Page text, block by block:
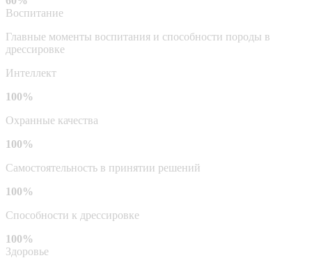
Воспитание
Главные моменты воспитания и способности породы в
дрессировке
Интеллект
100%
Охранные качества
100%
Самостоятельность в принятии решений
100%
Способности к дрессировке
100%
Здоровье